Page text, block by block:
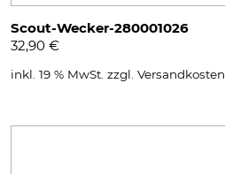
Scout-Wecker-280001026
32,90 €
inkl. 19 % MwSt. zzgl. Versandkosten